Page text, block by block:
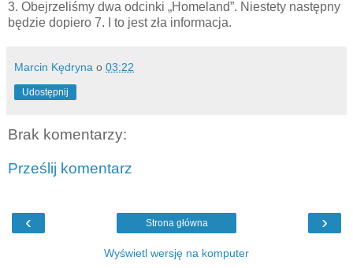
3. Obejrzeliśmy dwa odcinki „Homeland”. Niestety następny
będzie dopiero 7. I to jest zła informacja.
Marcin Kędryna o 03:22
Udostępnij
Brak komentarzy:
Prześlij komentarz
‹ ›
Strona główna
Wyświetl wersję na komputer